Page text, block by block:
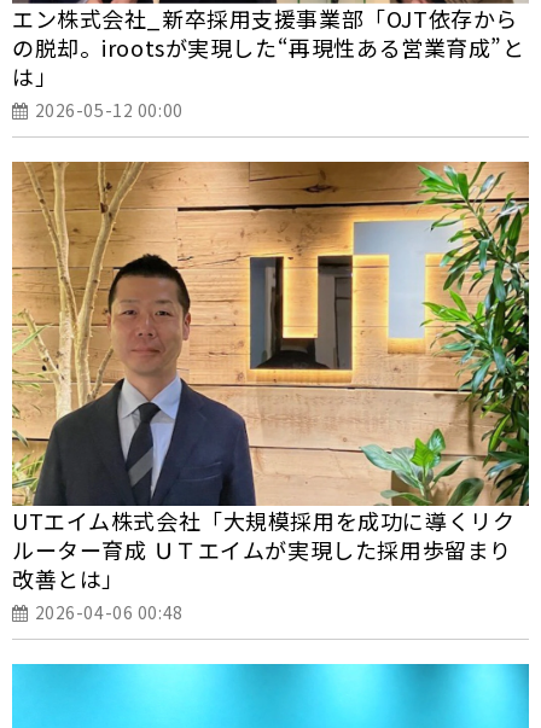
エン株式会社_新卒採用支援事業部「OJT依存から
の脱却。irootsが実現した“再現性ある営業育成”と
は」
2026-05-12 00:00
UTエイム株式会社「大規模採用を成功に導くリク
ルーター育成 ――ＵＴエイムが実現した採用歩留まり
改善とは」
2026-04-06 00:48